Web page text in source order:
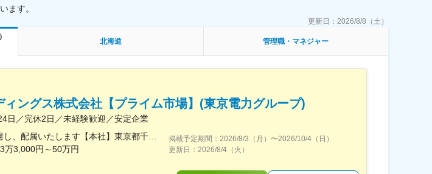
ます。
更新日： 2026/8/8（土）
北海道 管理職・マネジャー
ィングス株式会社【プライム市場】(東京電力グループ)
日／完休2日／未経験歓迎／安定企業
万3,000円～50万円
掲載予定期間： 2026/8/3（月） 〜2026/10/4（日）
更新日： 2026/8/4（火）